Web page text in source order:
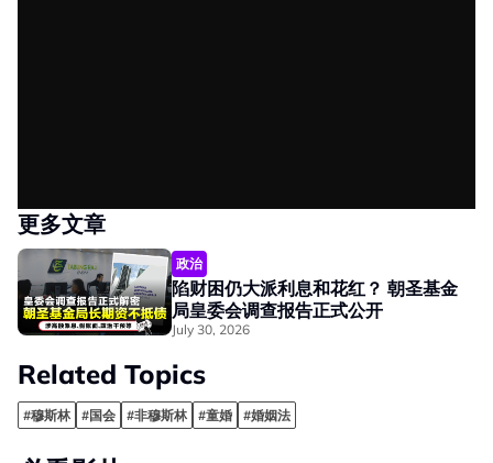
更多文章
政治
陷财困仍大派利息和花红？ 朝圣基金
局皇委会调查报告正式公开
July 30, 2026
Related Topics
#穆斯林 #国会 #非穆斯林 #童婚 #婚姻法